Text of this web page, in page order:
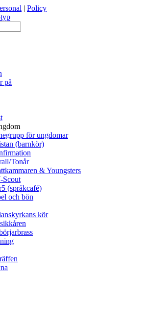
| Policy
på
för ungdomar
(barnkör)
Tonår
& Youngsters
Scout
(språkcafé)
och bön
kör